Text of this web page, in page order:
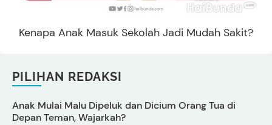
Kenapa Anak Masuk Sekolah Jadi Mudah Sakit?
PILIHAN REDAKSI
Anak Mulai Malu Dipeluk dan Dicium Orang Tua di
Depan Teman, Wajarkah?